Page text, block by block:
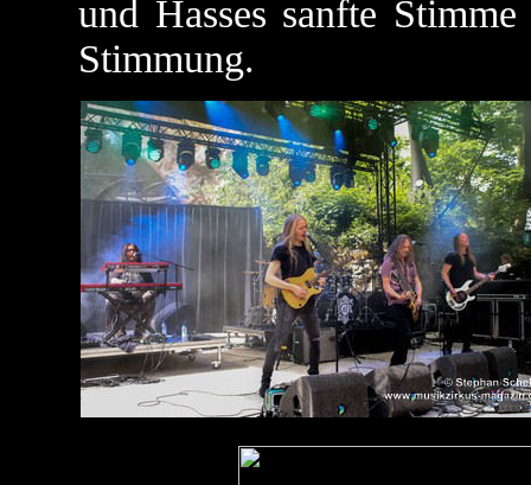
und Hasses sanfte
Stimmung.